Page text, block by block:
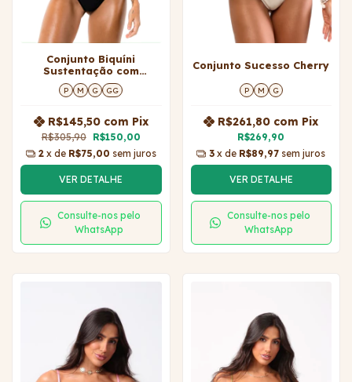
Conjunto Biquíni
Sustentação com
Calcinha Regulável Soho
P M G GG
R$305,90 R$150,00
R$145,50 com Pix
2 x de R$75,00 sem juros
VER DETALHE
Consulte-nos pelo
WhatsApp
Conjunto Sucesso Cherry
P M G
R$269,90
R$261,80 com Pix
3 x de R$89,97 sem juros
VER DETALHE
Consulte-nos pelo
WhatsApp